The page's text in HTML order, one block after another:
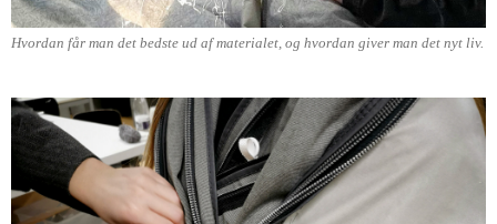
Hvordan får man det bedste ud af materialet, og hvordan giver man det nyt liv.